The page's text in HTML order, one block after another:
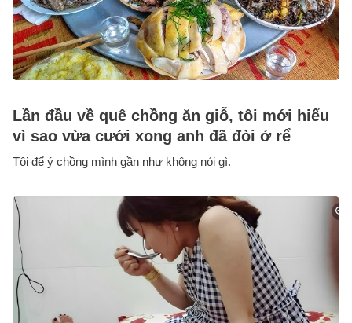
Lần đầu về quê chồng ăn giỗ, tôi mới hiểu
vì sao vừa cưới xong anh đã đòi ở rể
Tôi để ý chồng mình gần như không nói gì.